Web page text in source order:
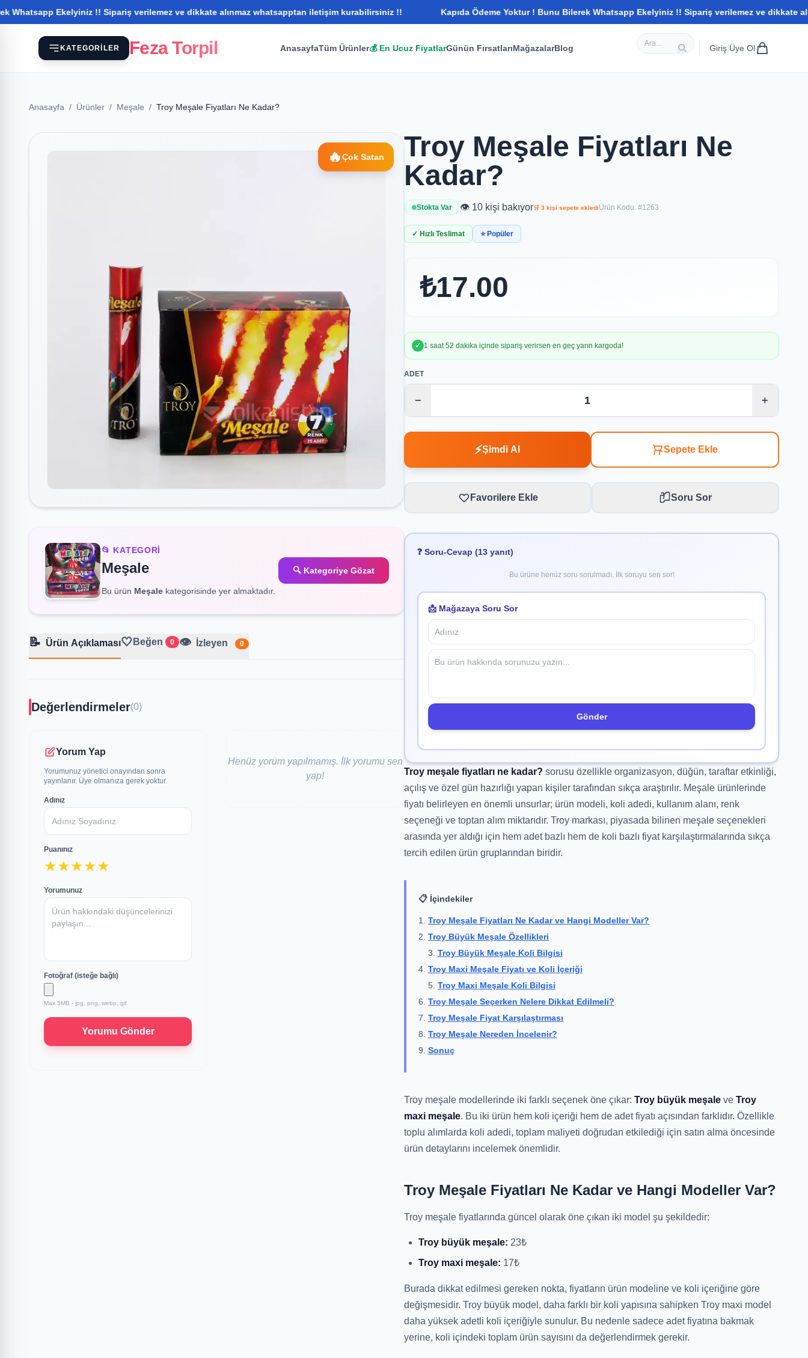
Ekelyiniz !! Sipariş verilemez ve dikkate alınmaz whatsapptan iletişim kurabilirsiniz !! Kapıda Ödeme Yoktur ! Bunu Bilerek Whatsapp Ekelyiniz !! Sipariş verilemez ve dikkate
KATEGORILER Feza Torpil AnasayfaTüm Ürünler💰 En Ucuz FiyatlarGünün FırsatlarıMağazalarBlog Giriş| Üye Ol
Anasayfa / Ürünler / Meşale / Troy Meşale Fiyatları Ne Kadar?
🔥Çok Satan
📂 KATEGORI
Meşale
Bu ürün Meşale kategorisinde yer almaktadır.
🔍 Kategoriye Gözat
📝 Ürün Açıklaması🤍 Beğen 0 👁️ İzleyen 0
Değerlendirmeler(0)
Yorum Yap
Yorumunuz yönetici onayından sonra
yayınlanır. Üye olmanıza gerek yoktur.
Adınız
Puanınız
★★★★★
Yorumunuz
Fotoğraf (isteğe bağlı)
Max 5MB - jpg, png, webp, gif
Yorumu Gönder
Henüz yorum yapılmamış. İlk yorumu sen
yap!
Troy Meşale Fiyatları Ne
Kadar?
Stokta Var 👁️ 10 kişi bakıyor🛒 3 kişi sepete eklediÜrün Kodu: #1263
✓ Hızlı Teslimat ⭐ Popüler
₺17.00
✓ 1 saat 52 dakika içinde sipariş verirsen en geç yarın kargoda!
ADET
− +
⚡Şimdi Al Sepete Ekle
Favorilere Ekle Soru Sor
❓ Soru-Cevap (13 yanıt)
Bu ürüne henüz soru sorulmadı. İlk soruyu sen sor!
📩 Mağazaya Soru Sor
Gönder
Troy meşale fiyatları ne kadar? sorusu özellikle organizasyon, düğün, taraftar etkinliği,
açılış ve özel gün hazırlığı yapan kişiler tarafından sıkça araştırılır. Meşale ürünlerinde
fiyatı belirleyen en önemli unsurlar; ürün modeli, koli adedi, kullanım alanı, renk
seçeneği ve toptan alım miktarıdır. Troy markası, piyasada bilinen meşale seçenekleri
arasında yer aldığı için hem adet bazlı hem de koli bazlı fiyat karşılaştırmalarında sıkça
tercih edilen ürün gruplarından biridir.
📋 İçindekiler
Troy Meşale Fiyatları Ne Kadar ve Hangi Modeller Var?
Troy Büyük Meşale Özellikleri
Troy Büyük Meşale Koli Bilgisi
Troy Maxi Meşale Fiyatı ve Koli İçeriği
Troy Maxi Meşale Koli Bilgisi
Troy Meşale Seçerken Nelere Dikkat Edilmeli?
Troy Meşale Fiyat Karşılaştırması
Troy Meşale Nereden İncelenir?
Sonuç
Troy meşale modellerinde iki farklı seçenek öne çıkar: Troy büyük meşale ve Troy
maxi meşale. Bu iki ürün hem koli içeriği hem de adet fiyatı açısından farklıdır. Özellikle
toplu alımlarda koli adedi, toplam maliyeti doğrudan etkilediği için satın alma öncesinde
ürün detaylarını incelemek önemlidir.
Troy Meşale Fiyatları Ne Kadar ve Hangi Modeller Var?
Troy meşale fiyatlarında güncel olarak öne çıkan iki model şu şekildedir:
Troy büyük meşale: 23₺
Troy maxi meşale: 17₺
Burada dikkat edilmesi gereken nokta, fiyatların ürün modeline ve koli içeriğine göre
değişmesidir. Troy büyük model, daha farklı bir koli yapısına sahipken Troy maxi model
daha yüksek adetli koli içeriğiyle sunulur. Bu nedenle sadece adet fiyatına bakmak
yerine, koli içindeki toplam ürün sayısını da değerlendirmek gerekir.